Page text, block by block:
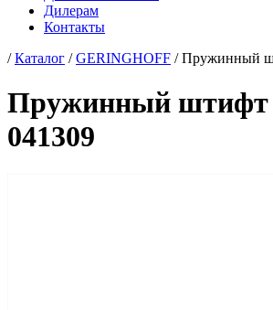
Дилерам
Контакты
/Каталог /GERINGHOFF / Пружинный
Пружинный штифт
041309